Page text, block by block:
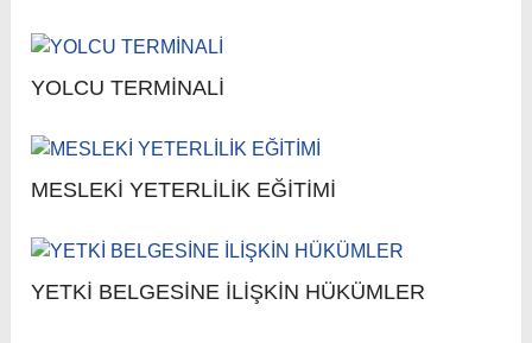
YOLCU TERMİNALİ
MESLEKİ YETERLİLİK EĞİTİMİ
YETKİ BELGESİNE İLİŞKİN HÜKÜMLER